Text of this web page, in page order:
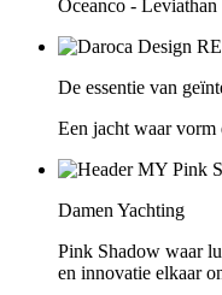
Oceanco - Leviathan
De essentie van
Een jacht waar vorm
Damen Yachting
Pink Shadow waar
en innovatie elkaar